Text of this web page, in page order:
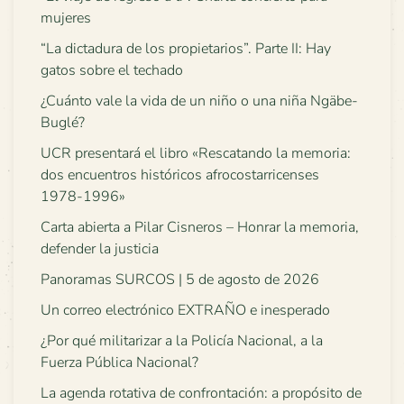
mujeres
“La dictadura de los propietarios”. Parte II: Hay
gatos sobre el techado
¿Cuánto vale la vida de un niño o una niña Ngäbe-
Buglé?
UCR presentará el libro «Rescatando la memoria:
dos encuentros históricos afrocostarricenses
1978-1996»
Carta abierta a Pilar Cisneros – Honrar la memoria,
defender la justicia
Panoramas SURCOS | 5 de agosto de 2026
Un correo electrónico EXTRAÑO e inesperado
¿Por qué militarizar a la Policía Nacional, a la
Fuerza Pública Nacional?
La agenda rotativa de confrontación: a propósito de